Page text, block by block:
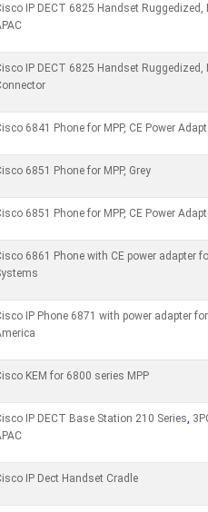
IP DECT 6825 Handset Ruggedized,
IP DECT 6825 Handset Ruggedized,
6841 Phone for MPP, CE Power
6851 Phone for MPP, Grey
6851 Phone for MPP, CE Power
6861 Phone with CE power adapter
IP Phone 6871 with power adapter
KEM for 6800 series MPP
IP DECT Base Station 210 Series
IP Dect Handset Cradle